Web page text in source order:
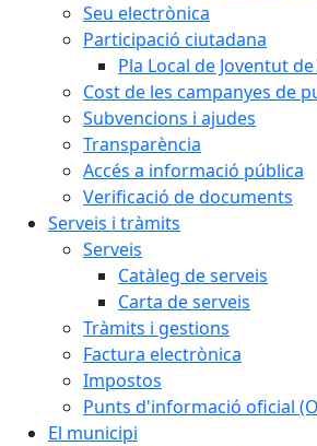
Seu electrònica
Participació ciutadana
Pla Local de Joventut
Cost de les campanyes de
Subvencions i ajudes
Transparència
Accés a informació pública
Verificació de documents
Serveis i tràmits
Serveis
Catàleg de serveis
Carta de serveis
Tràmits i gestions
Factura electrònica
Impostos
Punts d'informació oficial
El municipi